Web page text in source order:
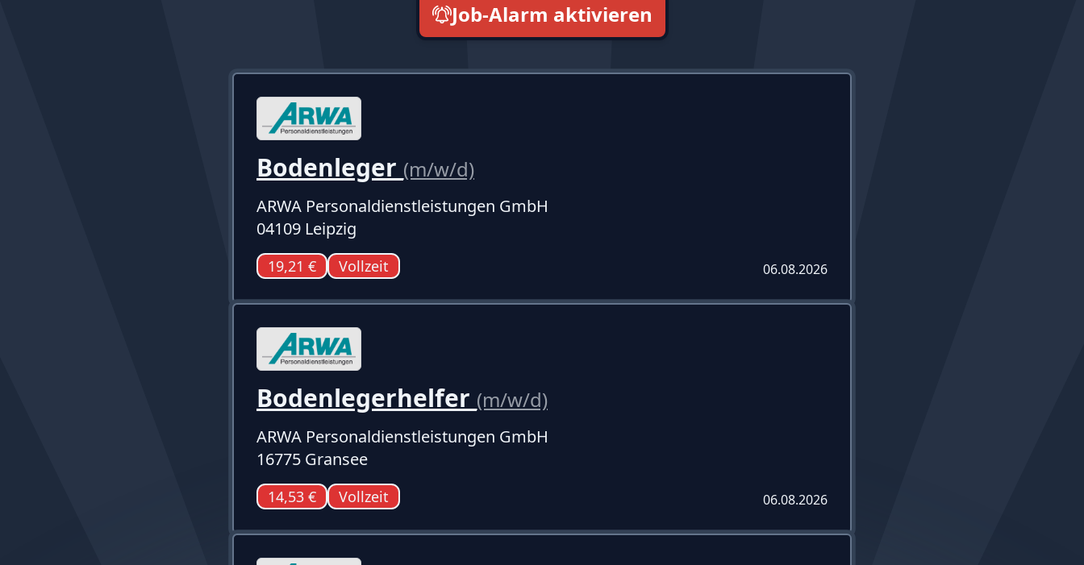
Job-Alarm aktivieren
Bodenleger (m/w/d)
ARWA Personaldienstleistungen GmbH
04109 Leipzig
19,21 € Vollzeit 06.08.2026
Bodenlegerhelfer (m/w/d)
ARWA Personaldienstleistungen GmbH
16775 Gransee
14,53 € Vollzeit 06.08.2026